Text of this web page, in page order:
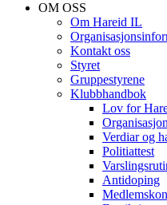
OM OSS
Om Hareid IL
Kontakt oss
Styret
Gruppestyrene
Klubbhandbok
Lov for
Verdiar og
Politiattest
Antidoping